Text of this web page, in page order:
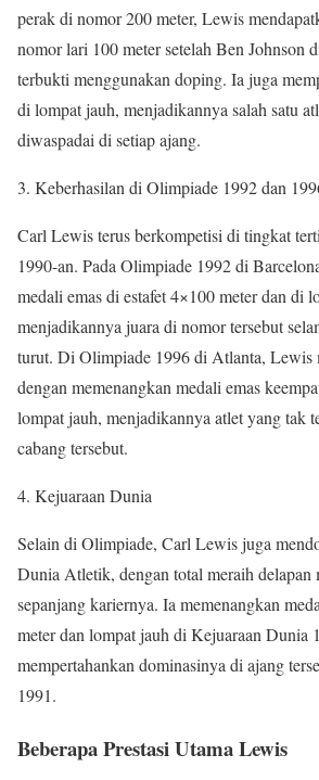
perak di nomor 200 meter, Lewis
nomor lari 100 meter setelah Ben Johnson
terbukti menggunakan doping. Ia juga
di lompat jauh, menjadikannya salah satu
diwaspadai di setiap ajang.
3. Keberhasilan di Olimpiade 1992 dan
Carl Lewis terus berkompetisi di tingkat
1990-an. Pada Olimpiade 1992 di
medali emas di estafet 4×100 meter dan di
menjadikannya juara di nomor tersebut
turut. Di Olimpiade 1996 di Atlanta, Lewis
dengan memenangkan medali emas
lompat jauh, menjadikannya atlet yang tak
cabang tersebut.
4. Kejuaraan Dunia
Selain di Olimpiade, Carl Lewis juga
Dunia Atletik, dengan total meraih delapan
sepanjang kariernya. Ia memenangkan
meter dan lompat jauh di Kejuaraan Dunia
mempertahankan dominasinya di ajang
1991.
Beberapa Prestasi Utama Lewis